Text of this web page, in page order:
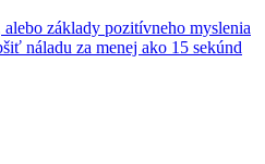
základy pozitívneho myslenia
náladu za menej ako 15 sekúnd